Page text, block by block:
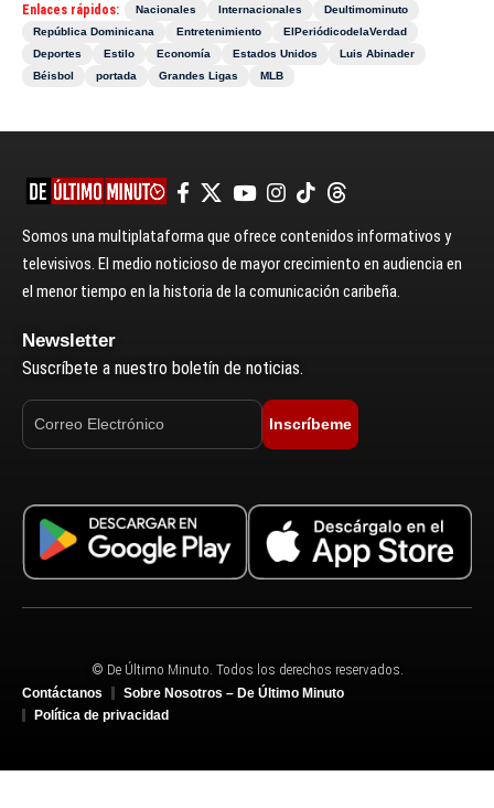
Enlaces rápidos: Nacionales Internacionales
Deultimominuto
República Dominicana
Entretenimiento
ElPeriódicodelaVerdad
Deportes
Estilo Economía Estados Unidos
Luis Abinader
Béisbol
portada Grandes Ligas MLB
Somos una multiplataforma que ofrece contenidos informativos y
televisivos. El medio noticioso de mayor crecimiento en audiencia en
el menor tiempo en la historia de la comunicación caribeña.
Newsletter
Suscríbete a nuestro boletín de noticias.
Inscríbeme
© De Último Minuto. Todos los derechos reservados.
Contáctanos
Sobre Nosotros – De Último Minuto
Política de privacidad